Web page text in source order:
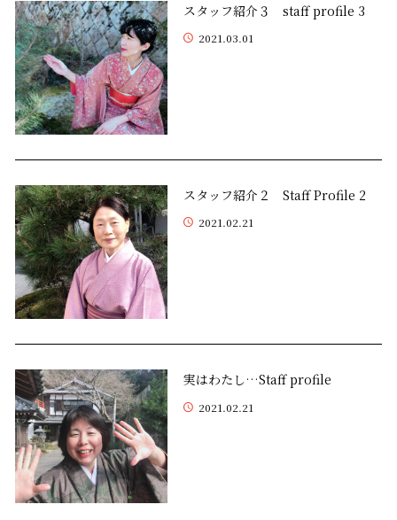
スタッフ紹介３ staff profile 3
2021.03.01
スタッフ紹介２ Staff Profile 2
2021.02.21
実はわたし…Staff profile
2021.02.21